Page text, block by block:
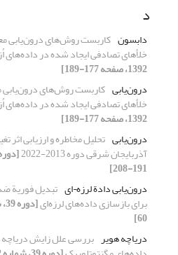
د
دابسون کاربست روش‌های درون‌یابی
خلأ‌‌های تصادفی ایجاد شده در داده‌‌های
1392، صفحه 177-189]
درون‌یابی کاربست روش‌های درون‌یابی
خلأ‌‌های تصادفی ایجاد شده در داده‌‌های
1392، صفحه 177-189]
درون‌یابی تحلیل مخاطره و ارزیابی اثر
آذربایجان شرقی دوره 2013-2022
191-208]
درون‌یابی دادة لرزه¬ای
برای بازسازی داده‌های لرزه‌ای
60]
دریاچه هویر بررسی علل زایش